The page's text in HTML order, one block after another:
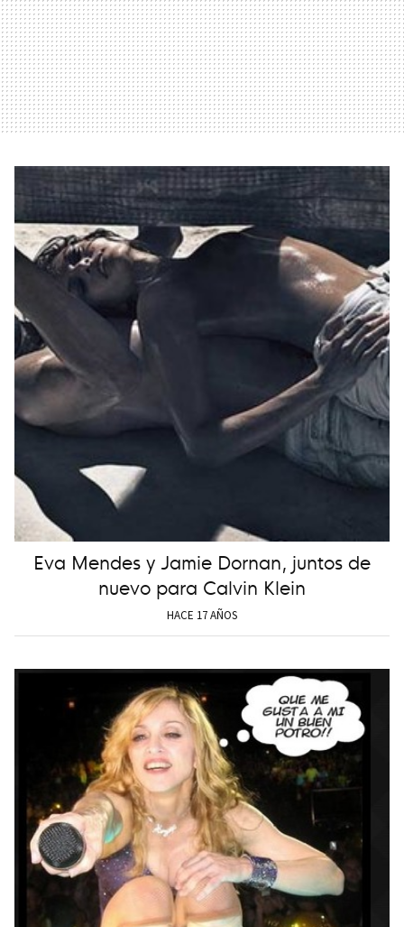
Eva Mendes y Jamie Dornan, juntos de
nuevo para Calvin Klein
HACE 17 AÑOS